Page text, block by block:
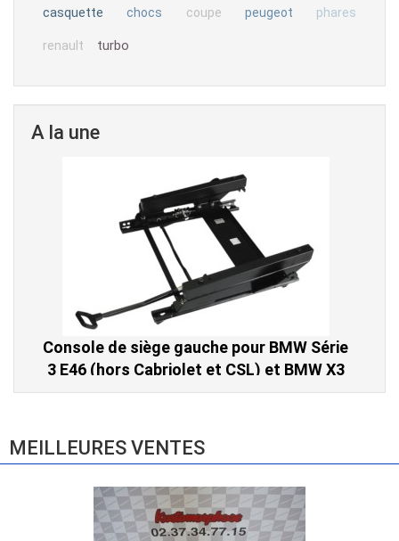
casquette chocs coupe peugeot phares
renault turbo
A la une
Console de siège gauche pour BMW Série
3 E46 (hors Cabriolet et CSL) et BMW X3
E83 (2004-2010)
MEILLEURES VENTES